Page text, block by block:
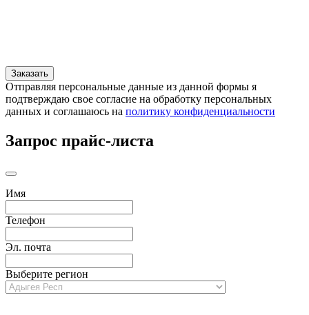
Отправляя персональные данные из данной формы я
подтверждаю свое согласие на обработку персональных
данных и соглашаюсь на политику конфиденциальности
Запрос прайс-листа
Имя
Телефон
Эл. почта
Выберите регион